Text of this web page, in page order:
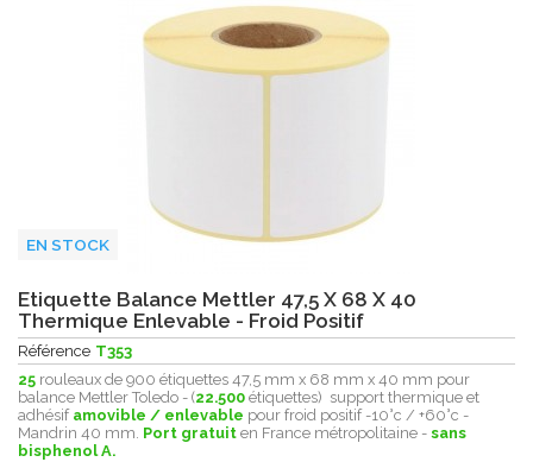
EN STOCK
Etiquette Balance Mettler 47,5 X 68 X 40
Thermique Enlevable - Froid Positif
Référence T353
25 rouleaux de 900 étiquettes 47,5 mm x 68 mm x 40 mm pour
balance Mettler Toledo - (22.500 étiquettes) support thermique et
adhésif amovible / enlevable pour froid positif -10°c / +60°c -
Mandrin 40 mm. Port gratuit en France métropolitaine - sans
bisphenol A.